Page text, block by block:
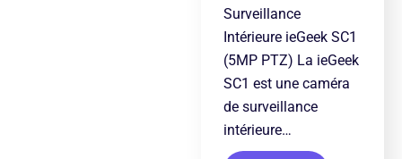
Surveillance
Intérieure ieGeek SC1
(5MP PTZ) La ieGeek
SC1 est une caméra
de surveillance
intérieure…